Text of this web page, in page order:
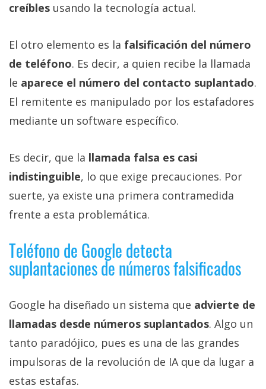
creíbles usando la tecnología actual.
El otro elemento es la falsificación del número
de teléfono. Es decir, a quien recibe la llamada
le aparece el número del contacto suplantado.
El remitente es manipulado por los estafadores
mediante un software específico.
Es decir, que la llamada falsa es casi
indistinguible, lo que exige precauciones. Por
suerte, ya existe una primera contramedida
frente a esta problemática.
Teléfono de Google detecta
suplantaciones de números falsificados
Google ha diseñado un sistema que advierte de
llamadas desde números suplantados. Algo un
tanto paradójico, pues es una de las grandes
impulsoras de la revolución de IA que da lugar a
estas estafas.